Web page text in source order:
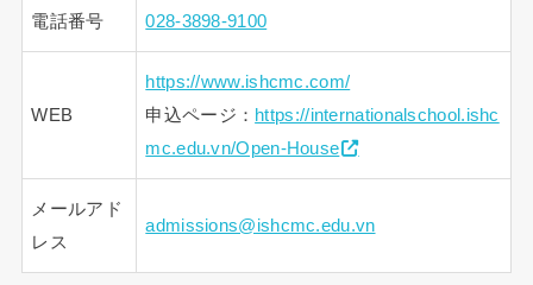
電話番号 028-3898-9100
WEB
https://www.ishcmc.com/
申込ページ： https://internationalschool.ishc
mc.edu.vn/Open-House
メールアド
レス
admissions@ishcmc.edu.vn